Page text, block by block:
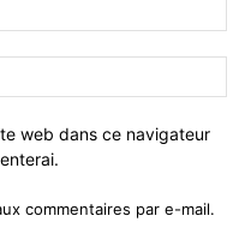
web dans ce navigateur
commentaires par e-mail.